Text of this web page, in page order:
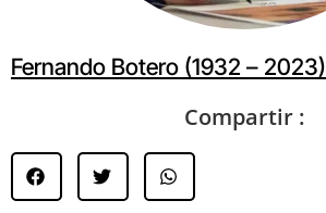
Fernando Botero (1932 – 2023)
Compartir :